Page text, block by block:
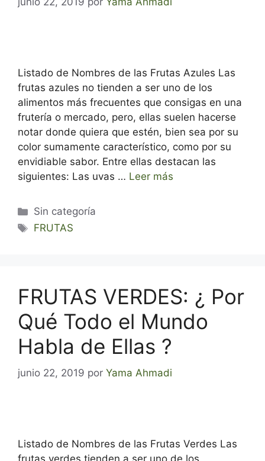
Listado de Nombres de las Frutas Azules Las
frutas azules no tienden a ser uno de los
alimentos más frecuentes que consigas en una
frutería o mercado, pero, ellas suelen hacerse
notar donde quiera que estén, bien sea por su
color sumamente característico, como por su
envidiable sabor. Entre ellas destacan las
siguientes: Las uvas … Leer más
Categorías
Sin categoría
Etiquetas
FRUTAS
FRUTAS VERDES: ¿ Por
Qué Todo el Mundo
Habla de Ellas ?
junio 22, 2019 por Yama Ahmadi
Listado de Nombres de las Frutas Verdes Las
frutas verdes tienden a ser uno de los